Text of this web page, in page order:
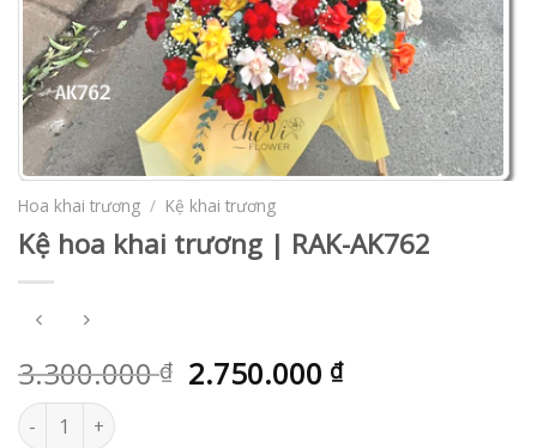
Hoa khai trương / Kệ khai trương
Kệ hoa khai trương | RAK-AK762
3.300.000₫ 2.750.000 ₫
Kệ hoa khai trương | RAK-AK762 số lượng